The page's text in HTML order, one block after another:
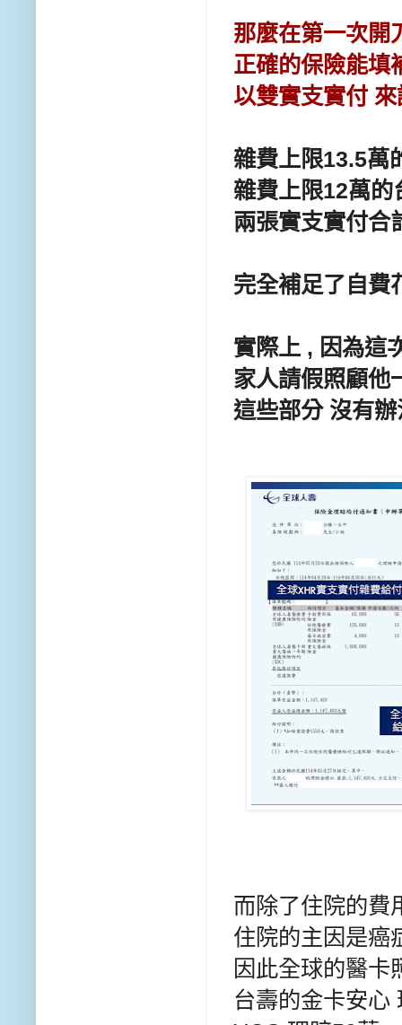
那麼在第一次開
正確的保險能填
以雙實支實付
雜費上限13.5萬
雜費上限12萬的
兩張實支實付合
完全補足了自
實際上 , 因為這
家人請假照顧他
這些部分 沒有
而除了住院的費
住院的主因是癌
因此全球的醫卡
台壽的金卡安心